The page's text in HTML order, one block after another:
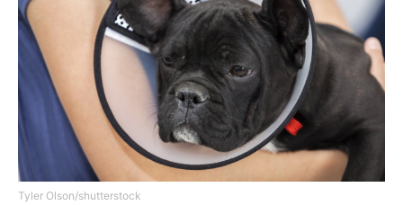
Tyler Olson/shutterstock